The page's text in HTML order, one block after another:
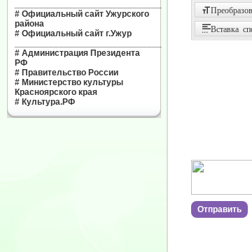
# Официальный сайт Ужурского
района
# Официальный сайт г.Ужур
# Администрация Президента
РФ
# Правительство России
# Министерство культуры
Красноярского края
# Культура.РФ
Вставка